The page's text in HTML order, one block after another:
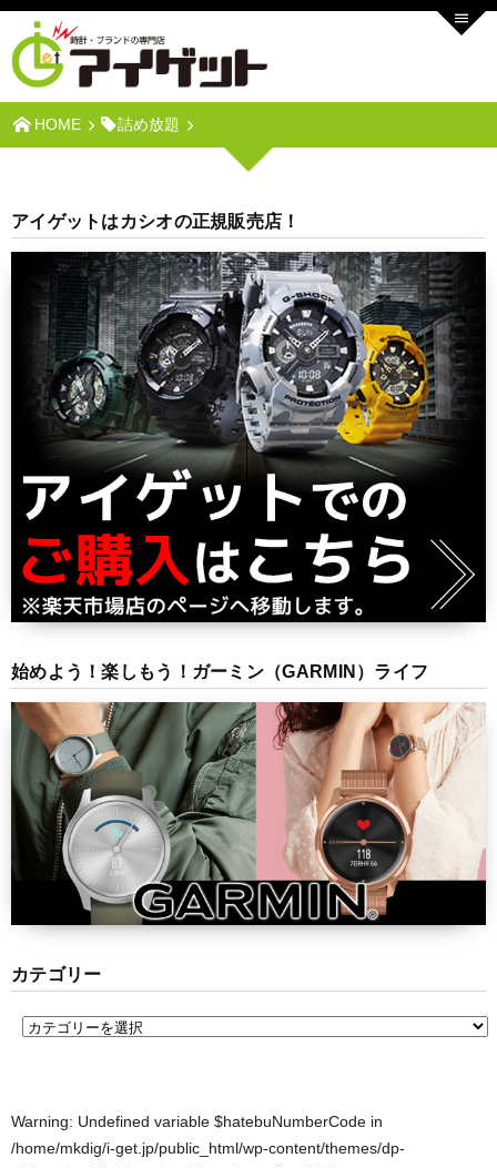
HOME 詰め放題
アイゲットはカシオの正規販売店！
始めよう！楽しもう！ガーミン（GARMIN）ライフ
カテゴリー
Warning: Undefined variable $hatebuNumberCode in
/home/mkdig/i-get.jp/public_html/wp-content/themes/dp-